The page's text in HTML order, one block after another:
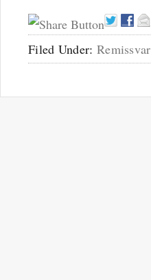
Filed Under: Remissvar